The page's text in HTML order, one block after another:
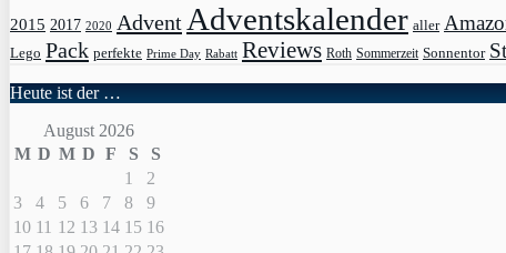
2015 2017 2020 AdventAdventskalender aller
Lego Pack perfekte Prime Day Rabatt Reviews Roth Sommerzeit Sonnentor
Heute ist der …
August 2026
M D M D F S
S
1
2
3
4 5 6 7 8
9
10 11 12 13 14 15 16